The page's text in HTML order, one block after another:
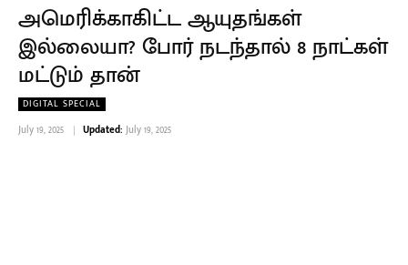
அமெரிக்காகிட்ட ஆயுதங்கள்
இல்லையா? போர் நடந்தால் 8 நாட்கள்
மட்டும் தான்
DIGITAL SPECIAL
July 19, 2025 Updated: July 19, 2025